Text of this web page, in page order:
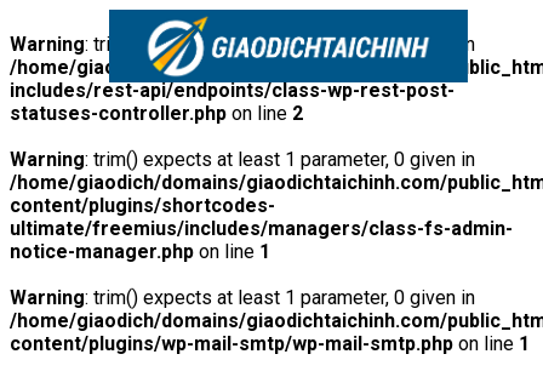
Warning: trim() expects at least 1 parameter, 0 given in
/home/giaodich/domains/giaodichtaichinh.com/
includes/rest-api/endpoints/class-wp-rest-post-
statuses-controller.php on line 2
Warning: trim() expects at least 1 parameter, 0 given in
/home/giaodich/domains/giaodichtaichinh.com/
content/plugins/shortcodes-
ultimate/freemius/includes/managers/class-fs-admin-
notice-manager.php on line 1
Warning: trim() expects at least 1 parameter, 0 given in
/home/giaodich/domains/giaodichtaichinh.com/
content/plugins/wp-mail-smtp/wp-mail-smtp.php on line 1